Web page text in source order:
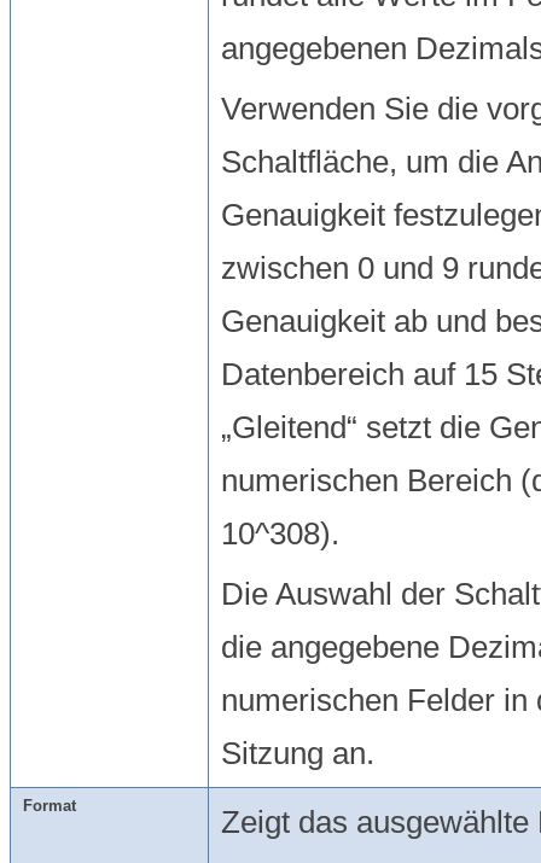
angegebenen
Verwenden Sie die
Schaltfläche, um die
Genauigkeit
zwischen 0 und 9
Genauigkeit ab und
Datenbereich auf 15
„Gleitend“ setzt die
numerischen Bereich
10^308).
Die Auswahl der
die angegebene
numerischen Felder
Sitzung an.
Format
Zeigt das